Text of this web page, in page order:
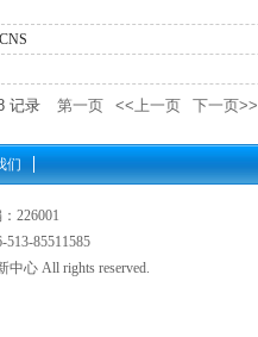
记录 第一页 <<上一页 下一页>>
们
226001
85511585
中心 All rights reserved.